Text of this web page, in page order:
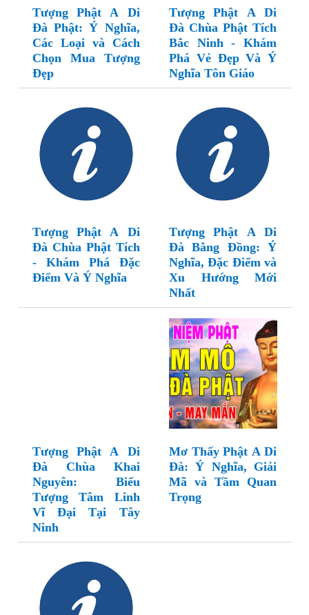
Tượng Phật A Di
Đà Phật: Ý Nghĩa,
Các Loại và Cách
Chọn Mua Tượng
Đẹp
Tượng Phật A Di
Đà Chùa Phật Tích
Bắc Ninh - Khám
Phá Vẻ Đẹp Và Ý
Nghĩa Tôn Giáo
Tượng Phật A Di
Đà Chùa Phật Tích
- Khám Phá Đặc
Điểm Và Ý Nghĩa
Tượng Phật A Di
Đà Bằng Đồng: Ý
Nghĩa, Đặc Điểm và
Xu Hướng Mới
Nhất
Tượng Phật A Di
Đà Chùa Khai
Nguyên: Biểu
Tượng Tâm Linh
Vĩ Đại Tại Tây
Ninh
Mơ Thấy Phật A Di
Đà: Ý Nghĩa, Giải
Mã và Tầm Quan
Trọng